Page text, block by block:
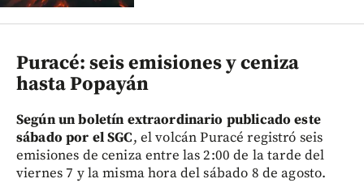
Puracé: seis emisiones y ceniza
hasta Popayán
Según un boletín extraordinario publicado este
sábado por el SGC, el volcán Puracé registró seis
emisiones de ceniza entre las 2:00 de la tarde del
viernes 7 y la misma hora del sábado 8 de agosto.